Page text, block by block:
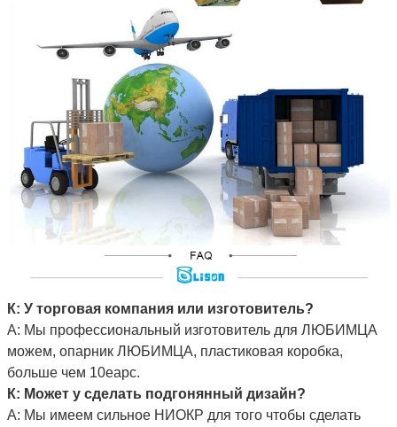
К: У торговая компания или изготовитель?
А: Мы профессиональный изготовитель для ЛЮБИМЦА
можем, опарник ЛЮБИМЦА, пластиковая коробка,
больше чем 10еарс.
К: Может у сделать подгонянный дизайн?
А: Мы имеем сильное НИОКР для того чтобы сделать